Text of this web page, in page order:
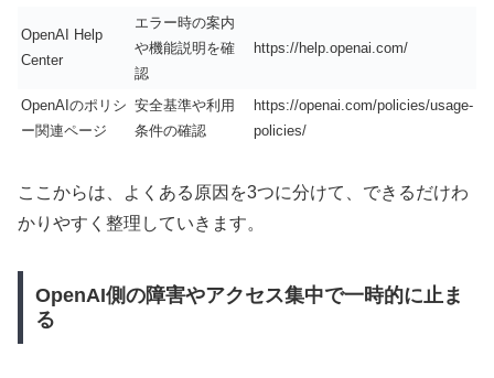
OpenAI Help
Center
エラー時の案内
や機能説明を確
認
https://help.openai.com/
OpenAIのポリシ
ー関連ページ
安全基準や利用
条件の確認
https://openai.com/policies/usage-
policies/
ここからは、よくある原因を3つに分けて、できるだけわ
かりやすく整理していきます。
OpenAI側の障害やアクセス集中で一時的に止ま
る